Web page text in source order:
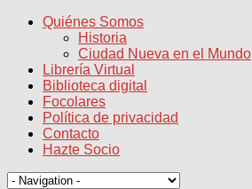
Quiénes Somos
Historia
Ciudad Nueva en el Mundo
Librería Virtual
Biblioteca digital
Focolares
Política de privacidad
Contacto
Hazte Socio